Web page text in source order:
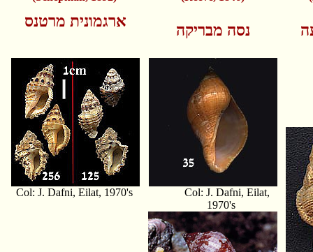
ארגמונית מרטנס נסה מבריקה
Col: J. Dafni, Eilat, 1970's
Col: J. Dafni, Eilat,
1970's